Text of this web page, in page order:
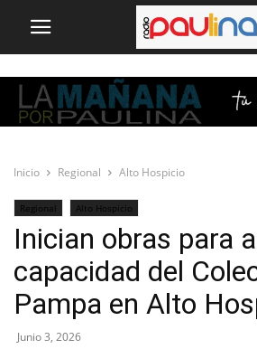
Inicio Regional Alto Hospicio
Regional Alto Hospicio
Inician obras para
capacidad del
Pampa en Alto
Junio 3, 2026